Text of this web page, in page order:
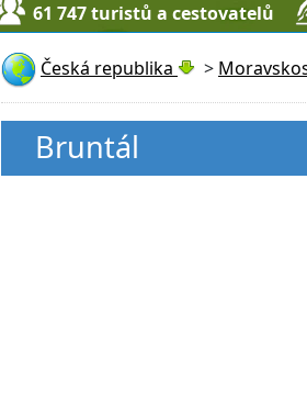
61 747 turistů a cestovatelů
Česká republika >
Bruntál